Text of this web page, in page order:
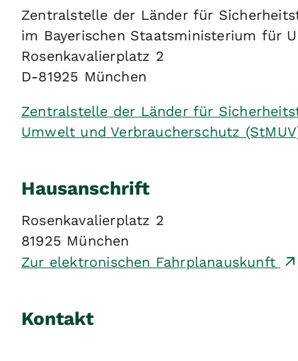
Zentralstelle der Länder für
im Bayerischen Staatsministerium für
Rosenkavalierplatz 2
D-81925 München
Zentralstelle der Länder für
Umwelt und Verbraucherschutz
Hausanschrift
Rosenkavalierplatz 2
81925 München
Zur elektronischen Fahrplanauskunft
Kontakt